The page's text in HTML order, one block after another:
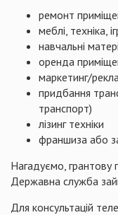
ремонт
меблі, техніка,
навчальні
оренда
маркетинг/
​придбання
транспорт)
лізинг техніки
франшиза або
Нагадуємо, грантову
Державна служба
Для консультацій